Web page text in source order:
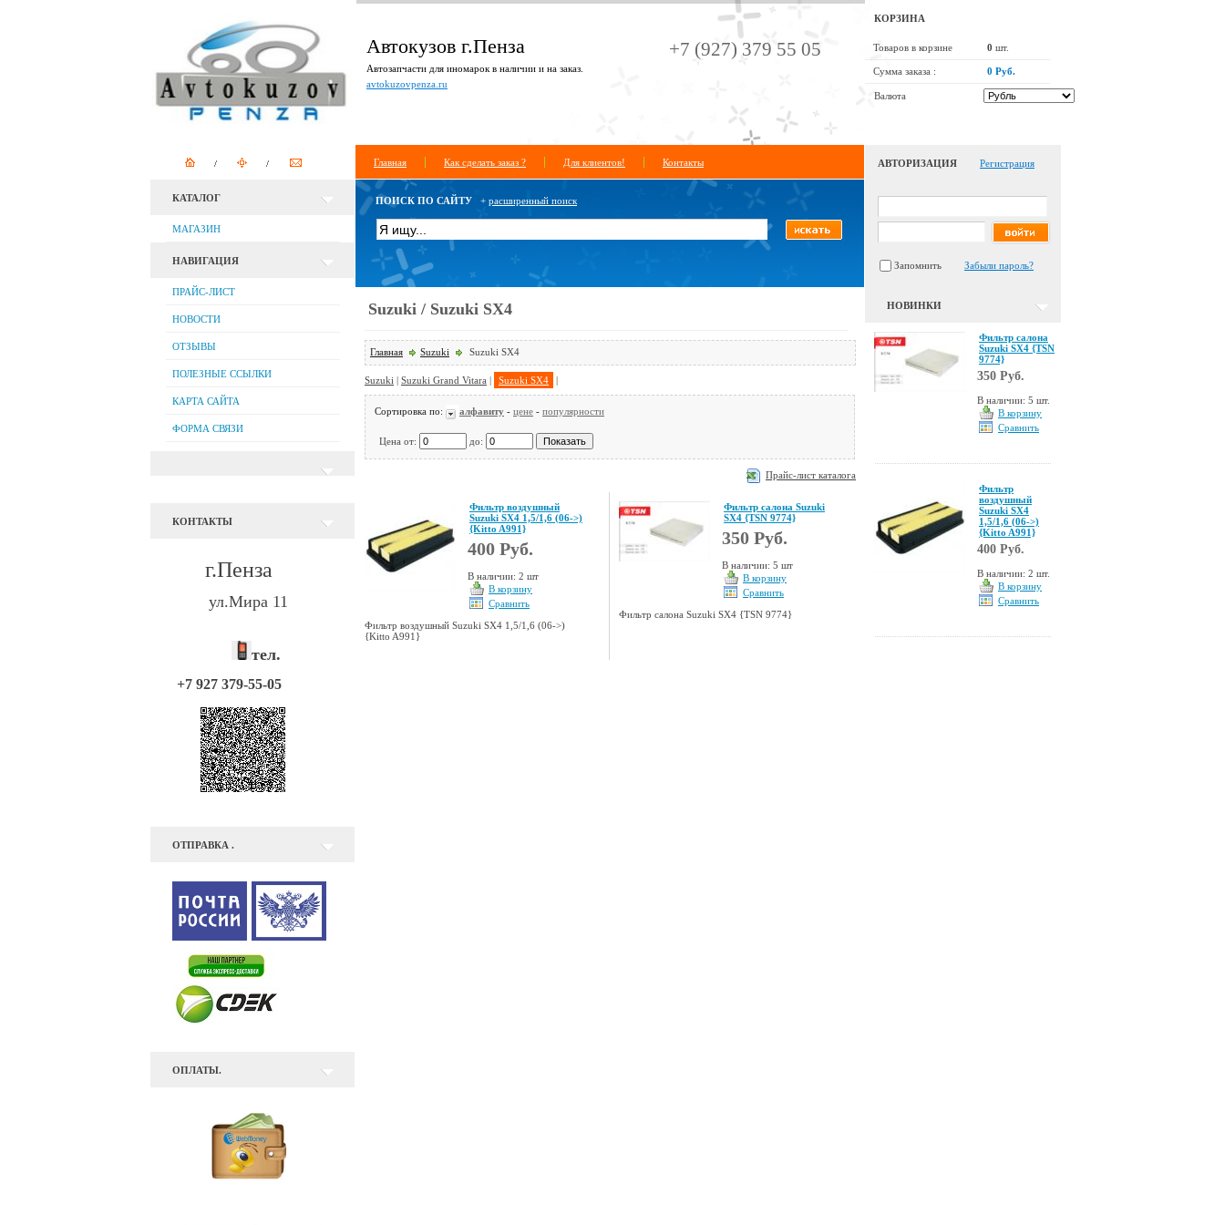
Автокузов г.Пенза
Автозапчасти для иномарок в наличии и на заказ.
avtokuzovpenza.ru
+7 (927) 379 55 05
КОРЗИНА
Товаров в корзине 0 шт.
Сумма заказа : 0 Руб.
Валюта
Главная Как сделать заказ ? Для клиентов! Контакты
КАТАЛОГ
МАГАЗИН
НАВИГАЦИЯ
ПРАЙС-ЛИСТ
НОВОСТИ
ОТЗЫВЫ
ПОЛЕЗНЫЕ ССЫЛКИ
КАРТА САЙТА
ФОРМА СВЯЗИ
КОНТАКТЫ
г.Пенза
ул.Мира 11
тел.
+7 927 379-55-05
ОТПРАВКА .
ОПЛАТЫ.
ПОИСК ПО САЙТУ + расширенный поиск
Suzuki / Suzuki SX4
Главная Suzuki Suzuki SX4
Suzuki | Suzuki Grand Vitara | Suzuki SX4 |
Сортировка по: алфавиту - цене - популярности
Цена от: до:
Прайс-лист каталога
Фильтр воздушный
Suzuki SX4 1,5/1,6 (06->)
{Kitto A991}
400 Руб.
В наличии: 2 шт
В корзину
Сравнить
Фильтр воздушный Suzuki SX4 1,5/1,6 (06->)
{Kitto A991}
Фильтр салона Suzuki
SX4 {TSN 9774}
350 Руб.
В наличии: 5 шт
В корзину
Сравнить
Фильтр салона Suzuki SX4 {TSN 9774}
АВТОРИЗАЦИЯ Регистрация
Запомнить Забыли пароль?
НОВИНКИ
Фильтр салона
Suzuki SX4 {TSN
9774}
350 Руб.
В наличии: 5 шт.
В корзину
Сравнить
Фильтр
воздушный
Suzuki SX4
1,5/1,6 (06->)
{Kitto A991}
400 Руб.
В наличии: 2 шт.
В корзину
Сравнить